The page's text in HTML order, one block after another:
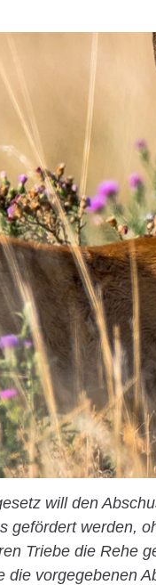
will den
gefördert werden,
Triebe die Rehe
vorgegebenen